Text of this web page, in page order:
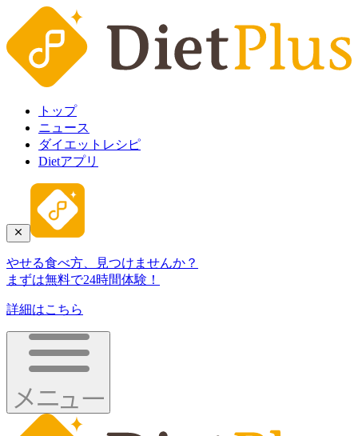
トップ
ニュース
ダイエットレシピ
Dietアプリ
やせる食べ方、見つけませんか？
まずは無料で24時間体験！
詳細はこちら